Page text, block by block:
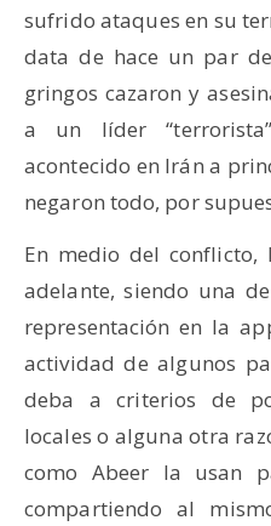
sufrido ataques en su
data de hace un par
gringos cazaron y
a un líder
acontecido en Irán a
negaron todo, por
En medio del conflicto,
adelante, siendo una
representación en la
actividad de algunos
deba a criterios de
locales o alguna otra
como Abeer la usan
compartiendo al